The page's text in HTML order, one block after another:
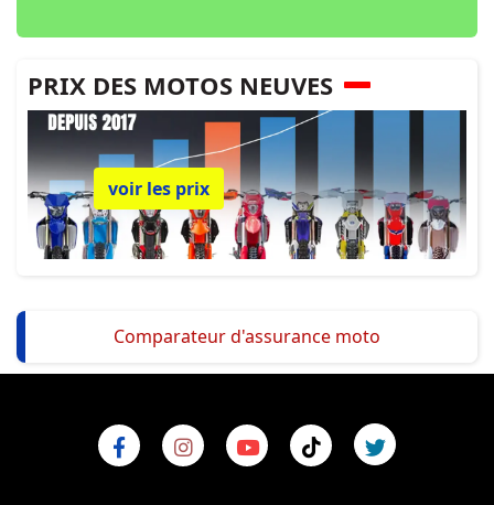
PRIX DES MOTOS NEUVES
voir les prix
Comparateur d'assurance moto